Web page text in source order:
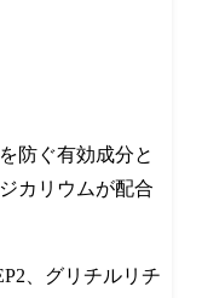
防ぐ有効成分と
カリウムが配合
、グリチルリチ